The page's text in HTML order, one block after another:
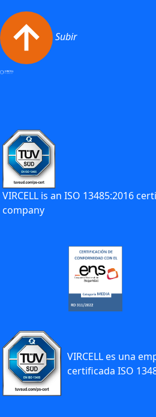
Subir
VIRCELL is an ISO 13485:2016
company
VIRCELL es una
certificada ISO